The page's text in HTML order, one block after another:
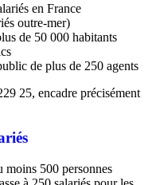
en France
outre-mer)
de 50 000 habitants
de plus de 250 agents
25, encadre précisément
moins 500 personnes